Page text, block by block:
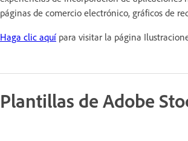
páginas de comercio electrónico, gráficos de
Haga clic aquí para visitar la página
Plantillas de Adobe